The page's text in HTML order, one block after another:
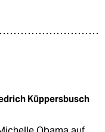
Küppersbusch